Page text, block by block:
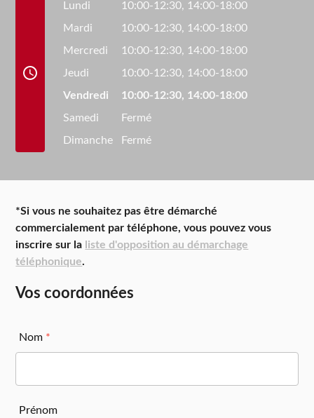
access_time
Lundi 10:00-12:30, 14:00-18:00
Mardi
10:00-12:30, 14:00-18:00
Mercredi
10:00-12:30, 14:00-18:00
Jeudi
10:00-12:30, 14:00-18:00
Vendredi
10:00-12:30, 14:00-18:00
Samedi
Fermé
Dimanche
Fermé
*Si vous ne souhaitez pas être démarché
commercialement par téléphone, vous pouvez vous
inscrire sur la liste d'opposition au démarchage
téléphonique.
Vos coordonnées
Nom *
Prénom